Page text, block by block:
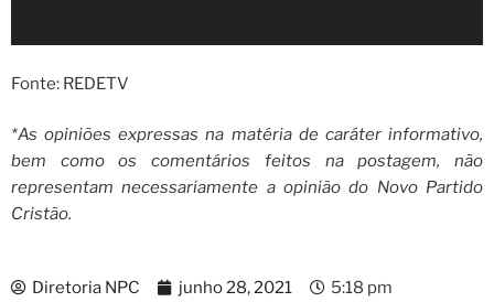
Fonte: REDETV
*As opiniões expressas na matéria de caráter informativo,
bem como os comentários feitos na postagem, não
representam necessariamente a opinião do Novo Partido
Cristão.
Diretoria NPC junho 28, 2021
5:18 pm